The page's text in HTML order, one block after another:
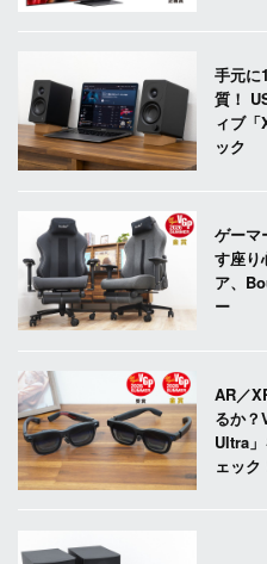
手元に
質！
ィブ
ック
ゲーマ
す座り
ア、
ー
AR／
るか
Ultra
ェック